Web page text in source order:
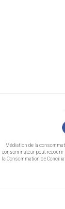
Médiation de la
consommateur peut recourir
la Consommation de